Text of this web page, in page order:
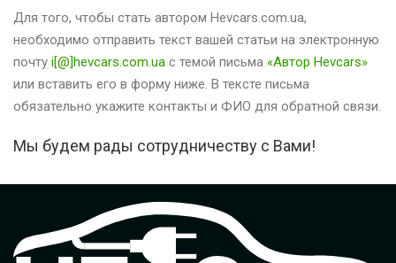
Для того, чтобы стать автором Hevcars.com.ua,
необходимо отправить текст вашей статьи на электронную
почту i[@]hevcars.com.ua с темой письма «Автор Hevcars»
или вставить его в форму ниже. В тексте письма
обязательно укажите контакты и ФИО для обратной связи.
Мы будем рады сотрудничеству с Вами!